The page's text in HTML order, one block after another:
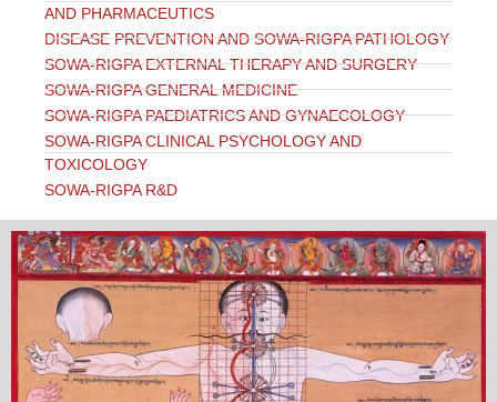
AND PHARMACEUTICS
DISEASE PREVENTION AND SOWA-RIGPA PATHOLOGY
SOWA-RIGPA EXTERNAL THERAPY AND SURGERY
SOWA-RIGPA GENERAL MEDICINE
SOWA-RIGPA PAEDIATRICS AND GYNAECOLOGY
SOWA-RIGPA CLINICAL PSYCHOLOGY AND
TOXICOLOGY
SOWA-RIGPA R&D